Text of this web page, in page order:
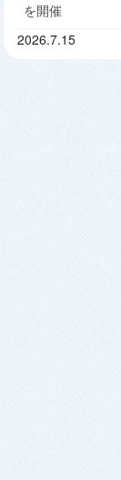
を開催
2026.7.15